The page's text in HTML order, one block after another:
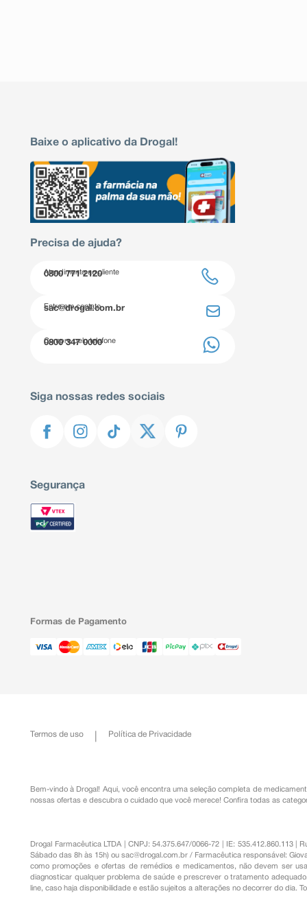
Baixe o aplicativo da Drogal!
Precisa de ajuda?
Atendimento ao cliente
0800 771 2120
Entre em contato
sac@drogal.com.br
Compre pelo telefone
0800 347 0000
Siga nossas redes sociais
Segurança
Formas de Pagamento
Termos de uso Política de Privacidade
Bem-vindo à Drogal! Aqui, você encontra uma seleção completa de
nossas ofertas e descubra o cuidado que você merece! Confira todas as
Drogal Farmacêutica LTDA | CNPJ: 54.375.647/0066-72 | IE: 535.412.860.113
Sábado das 8h às 15h) ousac@drogal.com.br / Farmacêutica responsável:
como promoções e ofertas de remédios e medicamentos, não devem ser
diagnosticar qualquer problema de saúde e prescrever o tratamento
line, caso haja disponibilidade e estão sujeitos a alterações no decorrer do dia.